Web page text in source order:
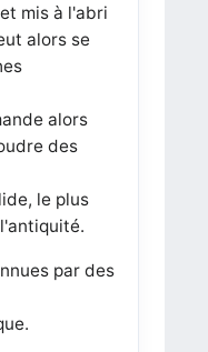
mis à l'abri
alors se
alors
des
le plus
par des